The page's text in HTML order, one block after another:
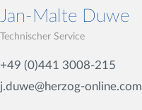
Jan-Malte Duwe
Technischer Service
+49 (0)441 3008-215
j.duwe@herzog-online.com